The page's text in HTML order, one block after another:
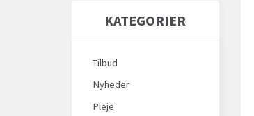
KATEGORIER
Tilbud
Nyheder
Pleje